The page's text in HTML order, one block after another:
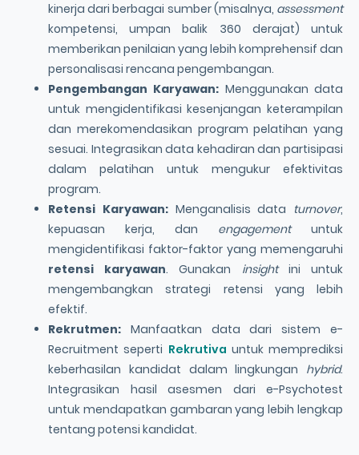
kinerja dari berbagai sumber (misalnya, assessment
kompetensi, umpan balik 360 derajat) untuk
memberikan penilaian yang lebih komprehensif dan
personalisasi rencana pengembangan.
Pengembangan Karyawan: Menggunakan data
untuk mengidentifikasi kesenjangan keterampilan
dan merekomendasikan program pelatihan yang
sesuai. Integrasikan data kehadiran dan partisipasi
dalam pelatihan untuk mengukur efektivitas
program.
Retensi Karyawan:Menganalisis data turnover,
kepuasan kerja, dan engagementuntuk
mengidentifikasi faktor-faktor yang memengaruhi
retensi karyawan. Gunakan insightini untuk
mengembangkan strategi retensi yang lebih
efektif.
Rekrutmen: Manfaatkan data dari sistem e-
Recruitment seperti Rekrutiva untuk memprediksi
keberhasilan kandidat dalam lingkungan hybrid.
Integrasikan hasil asesmen dari e-Psychotest
untuk mendapatkan gambaran yang lebih lengkap
tentang potensi kandidat.